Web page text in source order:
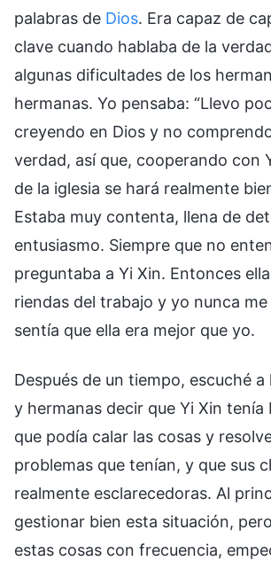
palabras de Dios. Era capaz de
clave cuando hablaba de la
algunas dificultades de los
hermanas. Yo pensaba: “Llevo
creyendo en Dios y no
verdad, así que, cooperando con
de la iglesia se hará realmente
Estaba muy contenta, llena de
entusiasmo. Siempre que no
preguntaba a Yi Xin. Entonces
riendas del trabajo y yo nunca
sentía que ella era mejor que yo.
Después de un tiempo, escuché
y hermanas decir que Yi Xin tenía
que podía calar las cosas y
problemas que tenían, y que sus
realmente esclarecedoras. Al
gestionar bien esta situación,
estas cosas con frecuencia,